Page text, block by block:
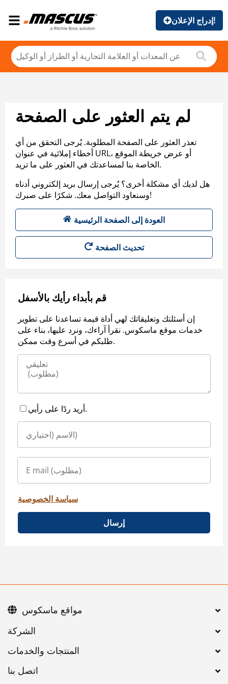
إدراج الإعلان!
لم يتم العثور على الصفحة
تعذر العثور على الصفحة المطلوبة. يُرجى التحقق من أي
أخطاء إملائية في عنوان URL، أو عرض خريطة الموقع
الخاصة بنا لمساعدتك في العثور على ما تريد.
هل لديك أي مشكلة أخرى؟ يُرجى إرسال بريد إلكتروني أدناه
وسنعاود التواصل معك. شكرًا على صبرك!
العودة إلى الصفحة الرئيسية
تحديث الصفحة
قم بأبداء رأيك بالأسفل
إن أسئلتك وتعليقاتك لهي أداة قيمة تساعدنا على تطوير
خدمات موقع ماسكوس. نقرأ آراءك، ونرد عليها، بناء على
طلبكم في أسرع وقت ممكن.
أريد ردًا على رأيي.
سياسة الخصوصية
إرسال
اتصل بنا
مواقع ماسكوس